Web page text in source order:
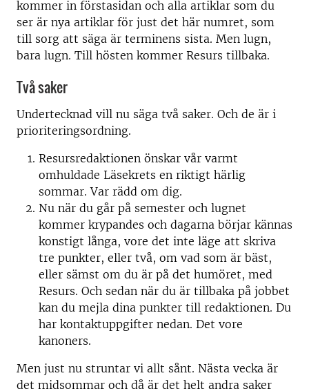
kommer in förstasidan och alla artiklar som du
ser är nya artiklar för just det här numret, som
till sorg att säga är terminens sista. Men lugn,
bara lugn. Till hösten kommer Resurs tillbaka.
Två saker
Undertecknad vill nu säga två saker. Och de är i
prioriteringsordning.
Resursredaktionen önskar vår varmt
omhuldade Läsekrets en riktigt härlig
sommar. Var rädd om dig.
Nu när du går på semester och lugnet
kommer krypandes och dagarna börjar kännas
konstigt långa, vore det inte läge att skriva
tre punkter, eller två, om vad som är bäst,
eller sämst om du är på det humöret, med
Resurs. Och sedan när du är tillbaka på jobbet
kan du mejla dina punkter till redaktionen. Du
har kontaktuppgifter nedan. Det vore
kanoners.
Men just nu struntar vi allt sånt. Nästa vecka är
det midsommar och då är det helt andra saker